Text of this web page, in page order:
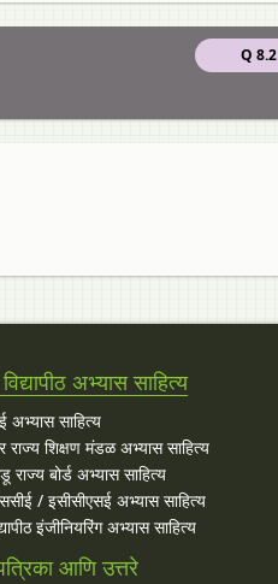
Q 8.2
अभ्यास साहित्य
अभ्यास साहित्य
राज्य शिक्षण मंडळ अभ्यास साहित्य
राज्य बोर्ड अभ्यास साहित्य
/ इसीसीएसई अभ्यास साहित्य
इंजीनियरिंग अभ्यास साहित्य
आणि उत्तरे